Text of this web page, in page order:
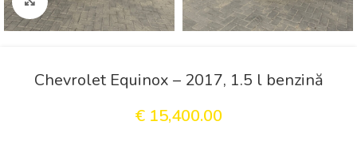
Chevrolet Equinox – 2017, 1.5 l benzină
€ 15,400.00